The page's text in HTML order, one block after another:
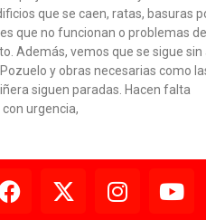
que se caen, ratas, basuras
que no funcionan o problemas de
Además, vemos que se sigue
y obras necesarias como
siguen paradas. Hacen falta
urgencia,